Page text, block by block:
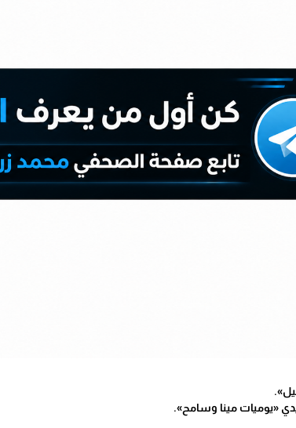
مينا وسامح».